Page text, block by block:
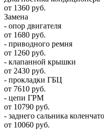
от 1360 руб.
Замена
- опор двигателя
от 1680 руб.
- приводного ремня
от 1260 руб.
- клапанной крышки
от 2430 руб.
- прокладки ГБЦ
от 7610 руб.
- цепи ГРМ
от 10790 руб.
- заднего сальника
от 10060 руб.